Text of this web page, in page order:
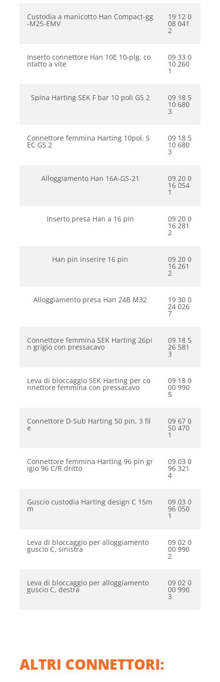
Custodia a manicotto Han Compact-gg
-M25-EMV
19 12 0
08 041
2
Inserto connettore Han 10E 10-plg. co
ntatto a vite
09 33 0
10 260
1
Spina Harting SEK F bar 10 poli GS 2 09 18 5
10 680
3
Connettore femmina Harting 10pol. S
EC GS 2
09 18 5
10 680
3
Alloggiamento Han 16A-GS-21 09 20 0
16 054
1
Inserto presa Han a 16 pin 09 20 0
16 281
2
Han pin inserire 16 pin 09 20 0
16 261
2
Alloggiamento presa Han 24B M32 19 30 0
24 026
7
Connettore femmina SEK Harting 26pi
n grigio con pressacavo
09 18 5
26 581
3
Leva di bloccaggio SEK Harting per co
nnettore femmina con pressacavo
09 18 0
00 990
5
Connettore D-Sub Harting 50 pin, 3 fil
e
09 67 0
50 470
1
Connettore femmina Harting 96 pin gr
igio 96 C/R dritto
09 03 0
96 321
4
Guscio custodia Harting design C 15m
m
09 03 0
96 050
1
Leva di bloccaggio per alloggiamento
guscio C, sinistra
09 02 0
00 990
2
Leva di bloccaggio per alloggiamento
guscio C, destra
09 02 0
00 990
3
ALTRI CONNETTORI: